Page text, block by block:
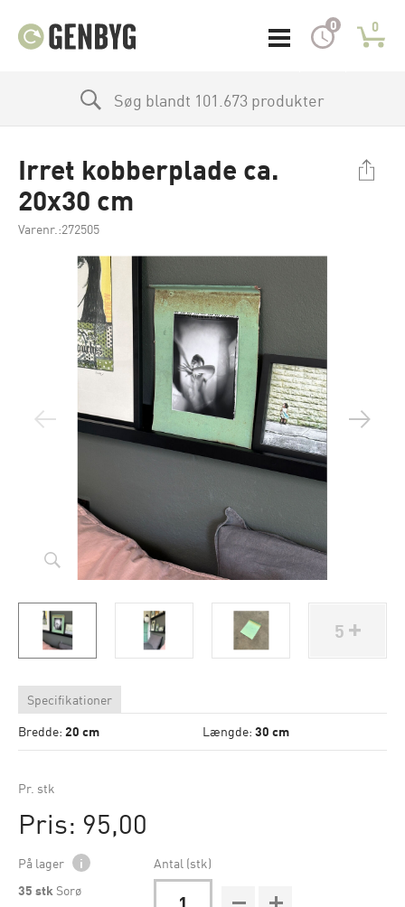
0 0
Søg blandt 101.673 produkter
Irret kobberplade ca.
20x30 cm
Varenr.:272505
5
Specifikationer
Bredde: 20 cm Længde: 30 cm
Pr. stk
Pris: 95,00
På lager
i
35 stk Sorø
Antal (stk)